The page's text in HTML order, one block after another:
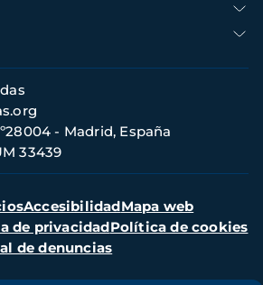
- Madrid, España
33439
AccesibilidadMapa web
de privacidadPolítica de cookies
de denuncias